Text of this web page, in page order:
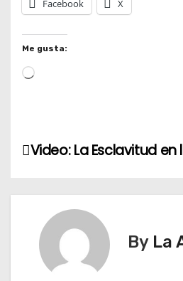
Facebook X
Me gusta:
L
i
NVideo: La Esclavitud
By La